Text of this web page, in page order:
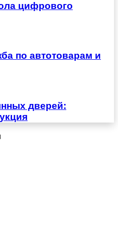
цифрового
по автотоварам и
дверей: